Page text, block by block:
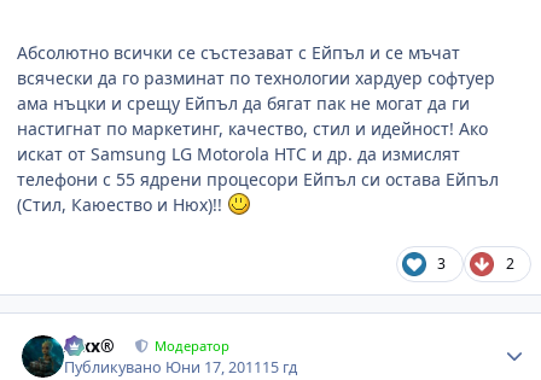
Абсолютно всички се състезават с Ейпъл и се мъчат
всячески да го разминат по технологии хардуер софтуер
ама нъцки и срещу Ейпъл да бягат пак не могат да ги
настигнат по маркетинг, качество, стил и идейност! Ако
искат от Samsung LG Motorola HTC и др. да измислят
телефони с 55 ядрени процесори Ейпъл си остава Ейпъл
(Стил, Каюество и Нюх)!!
3 2
Alxx® Модератор
Публикувано Юни 17, 201115 гд